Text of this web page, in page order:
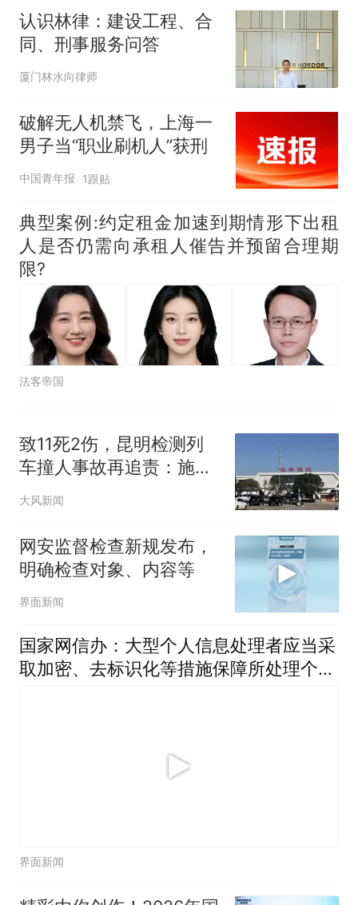
汁，致多名乘客在飞行途中排
队上厕所！乘客：机上100多
人只有2个厕所；客服回应：并
非每架飞机都会发放西梅汁
热 那个在床头放菜刀的女孩，
因老师一句“跟我回家”改写了
认识林律：建设工程、合
同、刑事服务问答
厦门林水向律师
破解无人机禁飞，上海一
男子当“职业刷机人”获刑
中国青年报 1跟贴
典型案例:约定租金加速到期情形下出租
人是否仍需向承租人催告并预留合理期
限?
法客帝国
致11死2伤，昆明检测列
车撞人事故再追责：施工
业务外包单位被罚1.5万
300万元，34人被给予党
纪政务处理
大风新闻
网安监督检查新规发布，
明确检查对象、内容等
界面新闻
国家网信办：大型个人信息处理者应当采
取加密、去标识化等措施保障所处理个人
界面新闻